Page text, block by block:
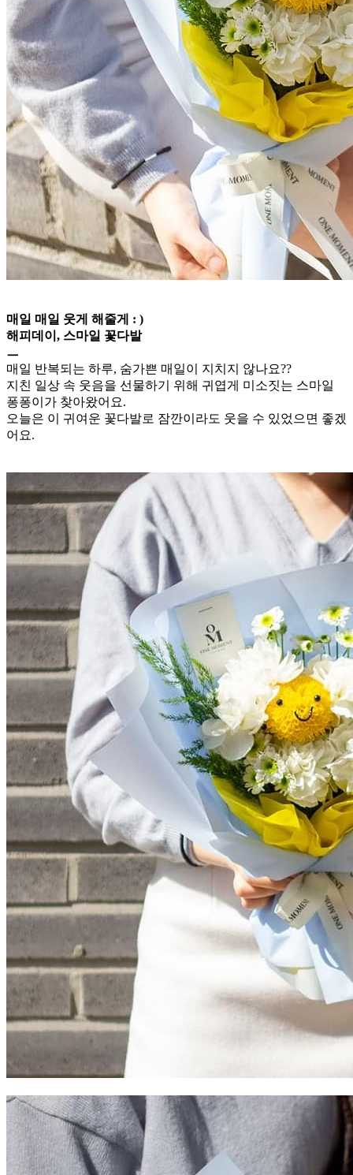
매일 매일 웃게 해줄게 : )
해피데이, 스마일 꽃다발
ㅡ
매일 반복되는 하루, 숨가쁜 매일이 지치지 않나요??
지친 일상 속 웃음을 선물하기 위해 귀엽게 미소짓는 스마일
퐁퐁이가 찾아왔어요.
오늘은 이 귀여운 꽃다발로 잠깐이라도 웃을 수 있었으면 좋겠
어요.